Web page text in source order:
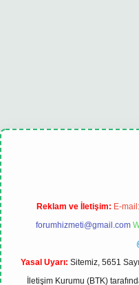
tulipbet güncel
Reklam ve İletişim: E-mail:
forumhizmeti@gmail.com
Yasal Uyarı: Sitemiz, 5651
İletişim Kurumu (BTK)